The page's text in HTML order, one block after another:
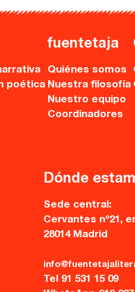
poética
fuentetaja
Quiénes somos
Nuestra filosofía
Nuestro equipo
Coordinadores
Dónde
Sede central:
Cervantes nº21,
28014 Madrid
Tel 91 531 15 09